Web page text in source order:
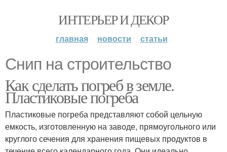
ИНТЕРЬЕР И ДЕКОР
главная новости статьи
Снип на строительство
Как сделать погреб в земле.
Пластиковые погреба
Пластиковые погреба представляют собой цельную
емкость, изготовленную на заводе, прямоугольного или
круглого сечения для хранения пищевых продуктов в